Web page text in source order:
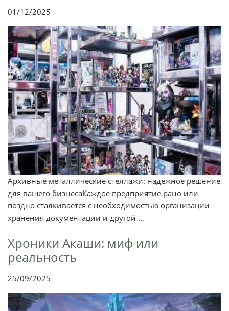
01/12/2025
Архивные металлические стеллажи: надежное решение
для вашего бизнесаКаждое предприятие рано или
поздно сталкивается с необходимостью организации
хранения документации и другой ...
Хроники Акаши: миф или
реальность
25/09/2025